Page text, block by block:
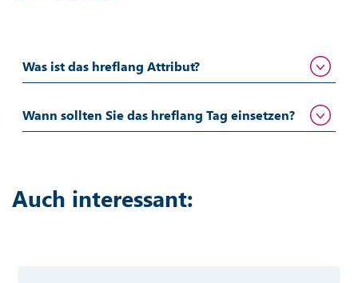
Was ist das hreflang Attribut?
Wann sollten Sie das hreflang Tag einsetzen?
Auch interessant: